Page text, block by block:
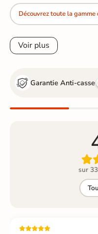
Découvrez toute la gamme
Voir plus
Garantie Anti-casse
sur